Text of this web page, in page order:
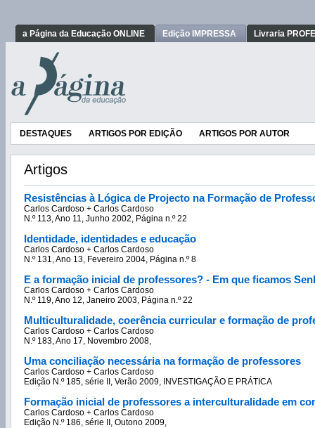
a Página da Educação ONLINE Edição IMPRESSA Livraria
DESTAQUES ARTIGOS POR EDIÇÃO ARTIGOS POR AUTOR
Artigos
Resistências à Lógica de Projecto na Formação de
Carlos Cardoso + Carlos Cardoso
N.º 113, Ano 11, Junho 2002, Página n.º 22
Identidade, identidades e educação
Carlos Cardoso + Carlos Cardoso
N.º 131, Ano 13, Fevereiro 2004, Página n.º 8
E a formação inicial de professores? - Em que ficamos
Carlos Cardoso + Carlos Cardoso
N.º 119, Ano 12, Janeiro 2003, Página n.º 22
Multiculturalidade, coerência curricular e formação de
Carlos Cardoso + Carlos Cardoso
N.º 183, Ano 17, Novembro 2008,
Uma conciliação necessária na formação de professores
Carlos Cardoso + Carlos Cardoso
Edição N.º 185, série II, Verão 2009, INVESTIGAÇÃO E PRÁTICA
Formação inicial de professores a interculturalidade em
Carlos Cardoso + Carlos Cardoso
Edição N.º 186, série II, Outono 2009,